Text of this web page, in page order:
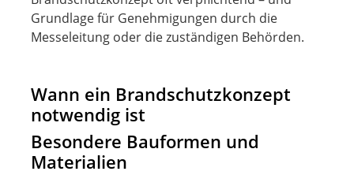
Grundlage für Genehmigungen durch die
Messeleitung oder die zuständigen Behörden.
Wann ein Brandschutzkonzept
notwendig ist
Besondere Bauformen und
Materialien